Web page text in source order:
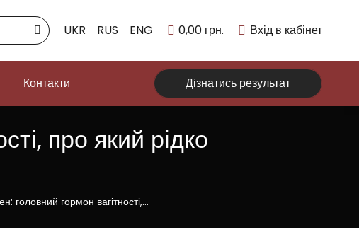
UKR RUS ENG 0,00 грн. Вхід в кабінет
Контакти Дізнатись результат
про який рідко
головний гормон вагітності,…